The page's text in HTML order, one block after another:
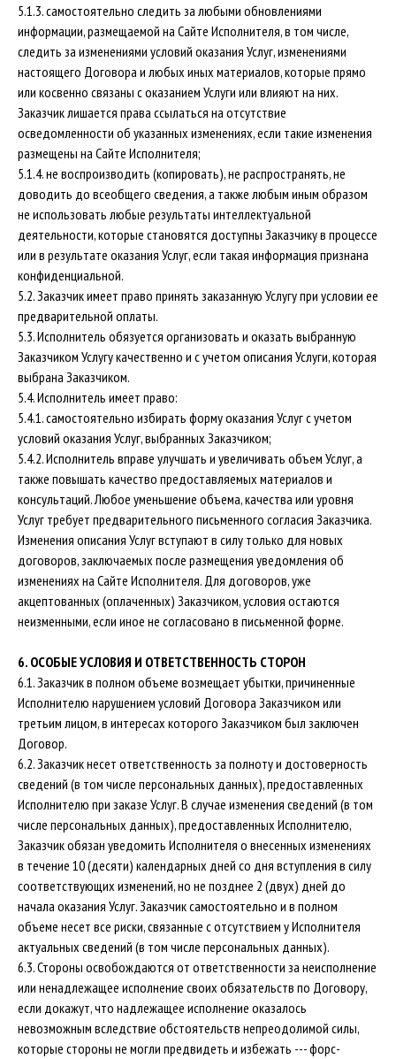
5.1.3. самостоятельно следить за любыми обновлениями
информации, размещаемой на Сайте Исполнителя, в том числе,
следить за изменениями условий оказания Услуг, изменениями
настоящего Договора и любых иных материалов, которые прямо
или косвенно связаны с оказанием Услуги или влияют на них.
Заказчик лишается права ссылаться на отсутствие
осведомленности об указанных изменениях, если такие изменения
размещены на Сайте Исполнителя;
5.1.4. не воспроизводить (копировать), не распространять, не
доводить до всеобщего сведения, а также любым иным образом
не использовать любые результаты интеллектуальной
деятельности, которые становятся доступны Заказчику в процессе
или в результате оказания Услуг, если такая информация признана
конфиденциальной.
5.2. Заказчик имеет право принять заказанную Услугу при условии ее
предварительной оплаты.
5.3. Исполнитель обязуется организовать и оказать выбранную
Заказчиком Услугу качественно и с учетом описания Услуги, которая
выбрана Заказчиком.
5.4. Исполнитель имеет право:
5.4.1. самостоятельно избирать форму оказания Услуг с учетом
условий оказания Услуг, выбранных Заказчиком;
5.4.2. Исполнитель вправе улучшать и увеличивать объем Услуг, а
также повышать качество предоставляемых материалов и
консультаций. Любое уменьшение объема, качества или уровня
Услуг требует предварительного письменного согласия Заказчика.
Изменения описания Услуг вступают в силу только для новых
договоров, заключаемых после размещения уведомления об
изменениях на Сайте Исполнителя. Для договоров, уже
акцептованных (оплаченных) Заказчиком, условия остаются
неизменными, если иное не согласовано в письменной форме.
6. ОСОБЫЕ УСЛОВИЯ И ОТВЕТСТВЕННОСТЬ СТОРОН
6.1. Заказчик в полном объеме возмещает убытки, причиненные
Исполнителю нарушением условий Договора Заказчиком или
третьим лицом, в интересах которого Заказчиком был заключен
Договор.
6.2. Заказчик несет ответственность за полноту и достоверность
сведений (в том числе персональных данных), предоставленных
Исполнителю при заказе Услуг. В случае изменения сведений (в том
числе персональных данных), предоставленных Исполнителю,
Заказчик обязан уведомить Исполнителя о внесенных изменениях
в течение 10 (десяти) календарных дней со дня вступления в силу
соответствующих изменений, но не позднее 2 (двух) дней до
начала оказания Услуг. Заказчик самостоятельно и в полном
объеме несет все риски, связанные с отсутствием у Исполнителя
актуальных сведений (в том числе персональных данных).
6.3. Стороны освобождаются от ответственности за неисполнение
или ненадлежащее исполнение своих обязательств по Договору,
если докажут, что надлежащее исполнение оказалось
невозможным вследствие обстоятельств непреодолимой силы,
которые стороны не могли предвидеть и избежать --- форс-